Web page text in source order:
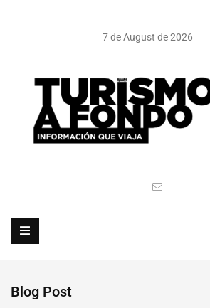
7 de August de 2026
Blog Post